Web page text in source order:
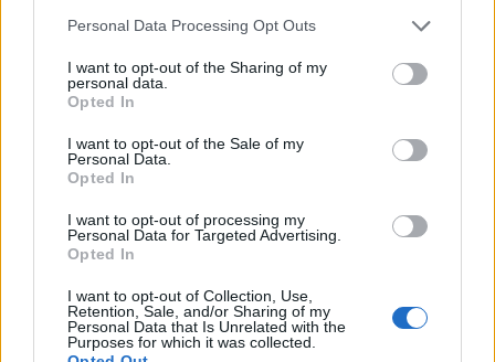
Personal Data Processing Opt Outs
I want to opt-out of the Sharing of my
personal data.
Opted In
I want to opt-out of the Sale of my
Personal Data.
Opted In
I want to opt-out of processing my
Personal Data for Targeted Advertising.
Opted In
I want to opt-out of Collection, Use,
Retention, Sale, and/or Sharing of my
Personal Data that Is Unrelated with the
Purposes for which it was collected.